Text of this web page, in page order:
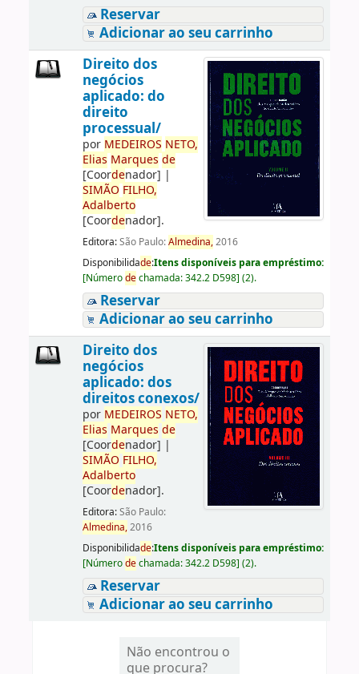
Reservar
Adicionar ao seu carrinho
Direito dos
negócios
aplicado: do
direito
processual/
por MEDEIROS NETO,
Elias Marques de
[Coordenador] |
SIMÃO FILHO,
Adalberto
[Coordenador].
Editora:São Paulo:Almedina,2016
Disponibilidade:Itens disponíveis para empréstimo:
[Númerodechamada:342.2 D598] (2).
Reservar
Adicionar ao seu carrinho
Direito dos
negócios
aplicado: dos
direitos conexos/
por MEDEIROS NETO,
Elias Marques de
[Coordenador] |
SIMÃO FILHO,
Adalberto
[Coordenador].
Editora:São Paulo:
Almedina,2016
Disponibilidade:Itens disponíveis para empréstimo:
[Númerodechamada:342.2 D598] (2).
Reservar
Adicionar ao seu carrinho
Não encontrou o
que procura?